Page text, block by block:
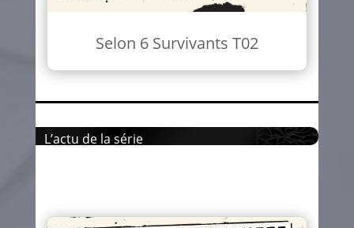
Selon 6 Survivants T02
L’actu de la série